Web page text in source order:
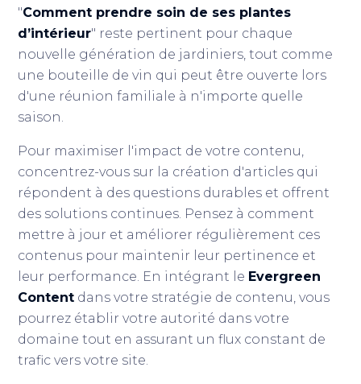
"Comment prendre soin de ses plantes
d’intérieur" reste pertinent pour chaque
nouvelle génération de jardiniers, tout comme
une bouteille de vin qui peut être ouverte lors
d'une réunion familiale à n'importe quelle
saison.
Pour maximiser l'impact de votre contenu,
concentrez-vous sur la création d'articles qui
répondent à des questions durables et offrent
des solutions continues. Pensez à comment
mettre à jour et améliorer régulièrement ces
contenus pour maintenir leur pertinence et
leur performance. En intégrant le Evergreen
Content dans votre stratégie de contenu, vous
pourrez établir votre autorité dans votre
domaine tout en assurant un flux constant de
trafic vers votre site.